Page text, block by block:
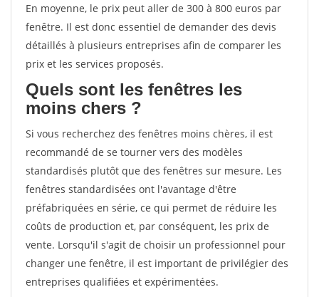
En moyenne, le prix peut aller de 300 à 800 euros par
fenêtre. Il est donc essentiel de demander des devis
détaillés à plusieurs entreprises afin de comparer les
prix et les services proposés.
Quels sont les fenêtres les
moins chers ?
Si vous recherchez des fenêtres moins chères, il est
recommandé de se tourner vers des modèles
standardisés plutôt que des fenêtres sur mesure. Les
fenêtres standardisées ont l'avantage d'être
préfabriquées en série, ce qui permet de réduire les
coûts de production et, par conséquent, les prix de
vente. Lorsqu'il s'agit de choisir un professionnel pour
changer une fenêtre, il est important de privilégier des
entreprises qualifiées et expérimentées.